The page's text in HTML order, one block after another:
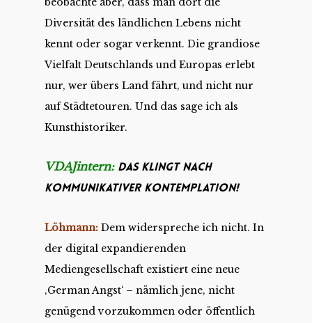
Diversität des ländlichen Lebens nicht
kennt oder sogar verkennt. Die grandiose
Vielfalt Deutschlands und Europas erlebt
nur, wer übers Land fährt, und nicht nur
auf Städtetouren. Und das sage ich als
Kunsthistoriker.
VDAJintern: Das klingt nach
kommunikativer Kontemplation!
Löhmann: Dem widerspreche ich nicht. In
der digital expandierenden
Mediengesellschaft existiert eine neue
‚German Angst‘ – nämlich jene, nicht
genügend vorzukommen oder öffentlich